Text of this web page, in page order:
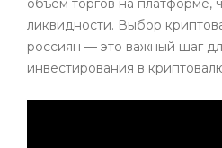
объем торгов на платформе,
ликвидности. Выбор
россиян — это важный шаг
инвестирования в